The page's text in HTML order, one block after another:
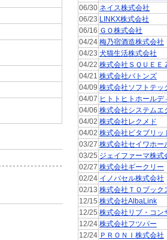
06/30 ネイス株式会社
06/23 LINKX株式会社
06/16 ＧＯ株式会社
04/24 梅乃宿酒造株式会社
04/23 犬猫生活株式会社
04/22 株式会社ＳＱＵＥＥ
04/21 株式会社バトンズ
04/09 株式会社ソフトテッ
04/07 ヒトトヒトホールデ
04/06 株式会社システムエ
04/02 株式会社レクメド
04/02 株式会社ビタブリッ
03/27 株式会社セイワホー
03/25 ジェイファーマ株式
02/27 株式会社ギークリー
02/24 イノバセル株式会社
02/13 株式会社ＴＯブック
12/15 株式会社AlbaLink
12/25 株式会社リブ・コン
12/24 株式会社フツパー
12/24 ＰＲＯＮＩ株式会社